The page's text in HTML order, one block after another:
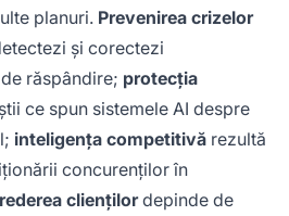
planuri. Prevenirea crizelor
și corectezi
răspândire; protecția
ce spun sistemele AI despre
inteligența competitivă rezultă
concurenților în
cliențilordepinde de